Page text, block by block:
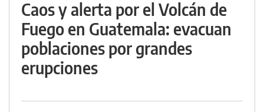
Caos y alerta por el Volcán de
Fuego en Guatemala: evacuan
poblaciones por grandes
erupciones